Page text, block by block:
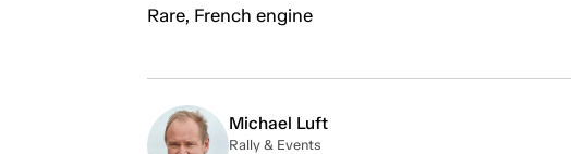
Rare, French engine
Michael Luft
Rally & Events